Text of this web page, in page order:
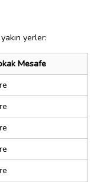
yerler:
Mesafe